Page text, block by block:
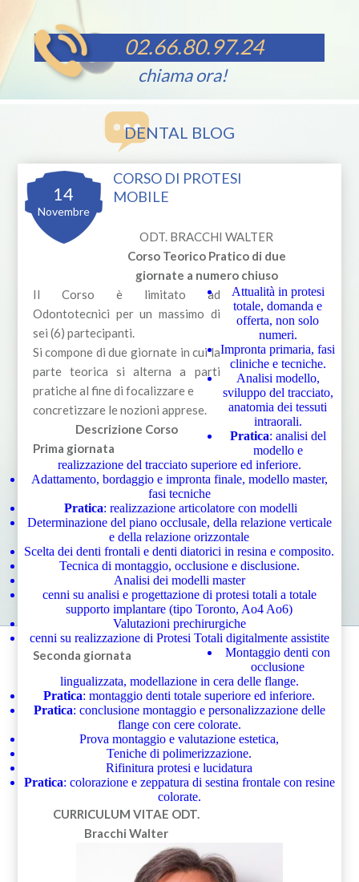
02.66.80.97.24
chiama ora!
DENTAL BLOG
14
Novembre
CORSO DI PROTESI
MOBILE
ODT. BRACCHI WALTER
Corso Teorico Pratico di due
giornate a numero chiuso
Il Corso è limitato ad
Odontotecnici per un massimo di
sei (6) partecipanti.
Si compone di due giornate in cui la
parte teorica si alterna a parti
pratiche al fine di focalizzare e
concretizzare le nozioni apprese.
Descrizione Corso
Prima giornata
Attualità in protesi
totale, domanda e
offerta, non solo
numeri.
Impronta primaria, fasi
cliniche e tecniche.
Analisi modello,
sviluppo del tracciato,
anatomia dei tessuti
intraorali.
Pratica: analisi del
modello e
realizzazione del tracciato superiore ed inferiore.
Adattamento, bordaggio e impronta finale, modello master,
fasi tecniche
Pratica: realizzazione articolatore con modelli
Determinazione del piano occlusale, della relazione verticale
e della relazione orizzontale
Scelta dei denti frontali e denti diatorici in resina e composito.
Tecnica di montaggio, occlusione e disclusione.
Analisi dei modelli master
cenni su analisi e progettazione di protesi totali a totale
supporto implantare (tipo Toronto, Ao4 Ao6)
Valutazioni prechirurgiche
cenni su realizzazione di Protesi Totali digitalmente assistite
Seconda giornata
Montaggio denti con
occlusione
lingualizzata, modellazione in cera delle flange.
Pratica: montaggio denti totale superiore ed inferiore.
Pratica: conclusione montaggio e personalizzazione delle
flange con cere colorate.
Prova montaggio e valutazione estetica,
Teniche di polimerizzazione.
Rifinitura protesi e lucidatura
Pratica: colorazione e zeppatura di sestina frontale con resine
colorate.
CURRICULUM VITAE ODT.
Bracchi Walter